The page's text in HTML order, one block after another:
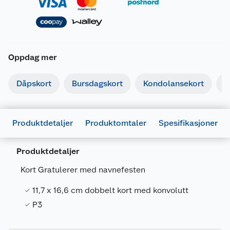
Oppdag mer
Dåpskort Bursdagskort Kondolansekort
Produktdetaljer Produktomtaler Spesifikasjoner
Produktdetaljer
Kort Gratulerer med navnefesten
11,7 x 16,6 cm dobbelt kort med konvolutt
P3
Forpakningsmål